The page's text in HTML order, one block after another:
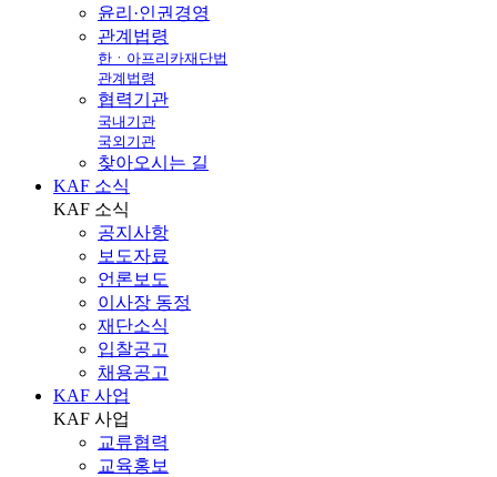
윤리·인권경영
관계법령
한ㆍ아프리카재단법
관계법령
협력기관
국내기관
국외기관
찾아오시는 길
KAF 소식
KAF 소식
공지사항
보도자료
언론보도
이사장 동정
재단소식
입찰공고
채용공고
KAF 사업
KAF 사업
교류협력
교육홍보